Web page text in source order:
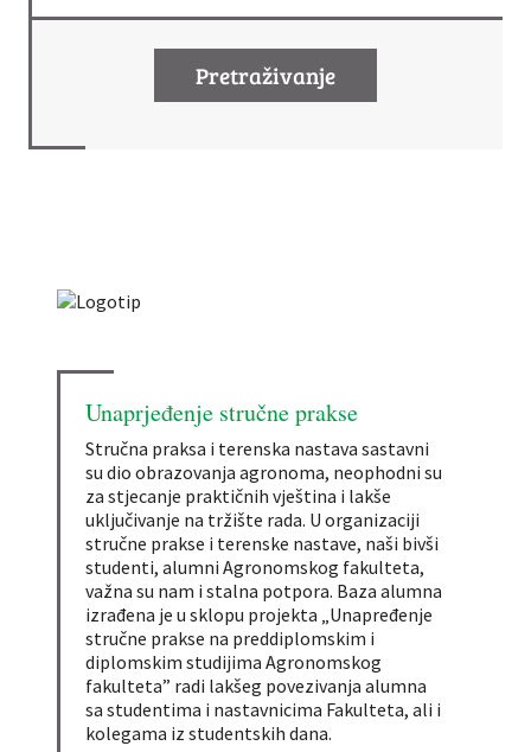
Pretraživanje
Unaprjeđenje stručne prakse
Stručna praksa i terenska nastava sastavni
su dio obrazovanja agronoma, neophodni su
za stjecanje praktičnih vještina i lakše
uključivanje na tržište rada. U organizaciji
stručne prakse i terenske nastave, naši bivši
studenti, alumni Agronomskog fakulteta,
važna su nam i stalna potpora. Baza alumna
izrađena je u sklopu projekta „Unapređenje
stručne prakse na preddiplomskim i
diplomskim studijima Agronomskog
fakulteta” radi lakšeg povezivanja alumna
sa studentima i nastavnicima Fakulteta, ali i
kolegama iz studentskih dana.